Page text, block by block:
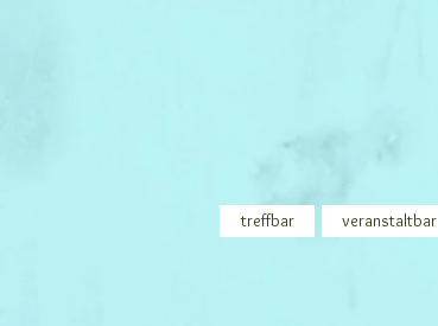
treffbar veranstaltbar